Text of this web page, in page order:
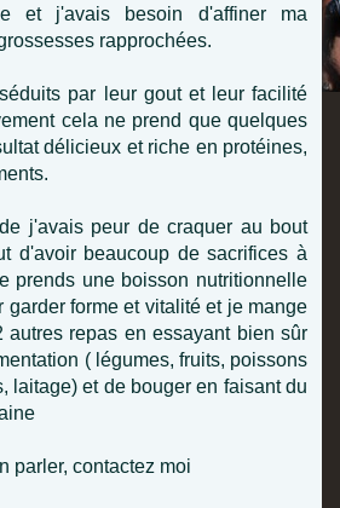
et j'avais besoin d'affiner ma
rapprochées.
par leur gout et leur facilité
cela ne prend que quelques
délicieux et riche en protéines,
j'avais peur de craquer au bout
d'avoir beaucoup de sacrifices à
prends une boisson nutritionnelle
garder forme et vitalité et je mange
repas en essayant bien sûr
( légumes, fruits, poissons
laitage) et de bouger en faisant du
parler, contactez moi